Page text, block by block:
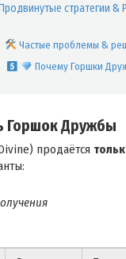
стратегии &
Частые проблемы &
Почему Горшки
Горшок Дружбы
продаётся